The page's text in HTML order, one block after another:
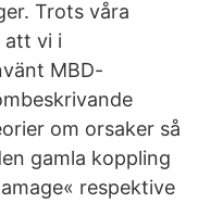
Trots våra
att vi i
MBD-
om orsaker så
gamla koppling
respektive